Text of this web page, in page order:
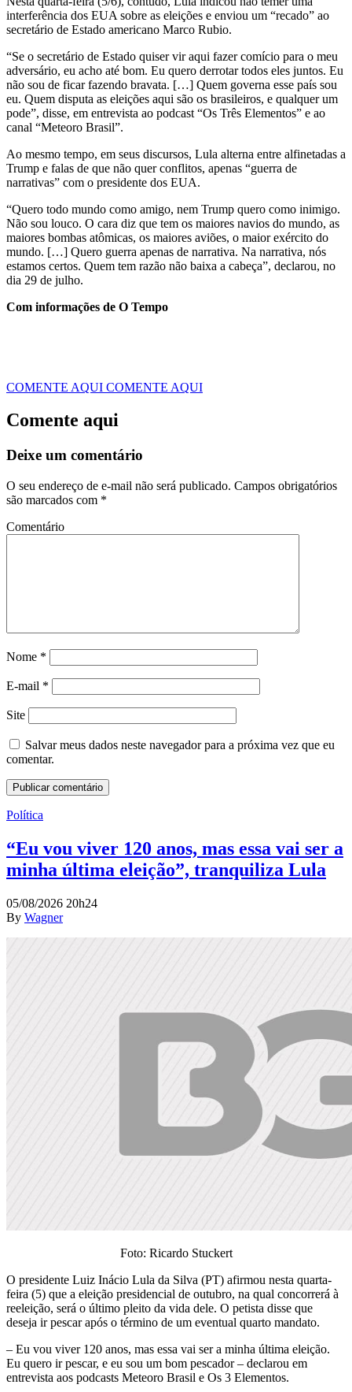
interferência dos EUA sobre as eleições e enviou um “recado” ao
secretário de Estado americano Marco Rubio.
“Se o secretário de Estado quiser vir aqui fazer comício para o meu
adversário, eu acho até bom. Eu quero derrotar todos eles juntos. Eu
não sou de ficar fazendo bravata. […] Quem governa esse país sou
eu. Quem disputa as eleições aqui são os brasileiros, e qualquer um
pode”, disse, em entrevista ao podcast “Os Três Elementos” e ao
canal “Meteoro Brasil”.
Ao mesmo tempo, em seus discursos, Lula alterna entre alfinetadas a
Trump e falas de que não quer conflitos, apenas “guerra de
narrativas” com o presidente dos EUA.
“Quero todo mundo como amigo, nem Trump quero como inimigo.
Não sou louco. O cara diz que tem os maiores navios do mundo, as
maiores bombas atômicas, os maiores aviões, o maior exército do
mundo. […] Quero guerra apenas de narrativa. Na narrativa, nós
estamos certos. Quem tem razão não baixa a cabeça”, declarou, no
dia 29 de julho.
Com informações de O Tempo
COMENTE AQUI COMENTE AQUI
Comente aqui
Deixe um comentário
O seu endereço de e-mail não será publicado. Campos obrigatórios
são marcados com *
Comentário
Nome *
E-mail *
Site
Salvar meus dados neste navegador para a próxima vez que eu
comentar.
Política
“Eu vou viver 120 anos, mas essa vai ser a
minha última eleição”, tranquiliza Lula
05/08/2026 20h24
By Wagner
Foto: Ricardo Stuckert
O presidente Luiz Inácio Lula da Silva (PT) afirmou nesta quarta-
feira (5) que a eleição presidencial de outubro, na qual concorrerá à
reeleição, será o último pleito da vida dele. O petista disse que
deseja ir pescar após o término de um eventual quarto mandato.
– Eu vou viver 120 anos, mas essa vai ser a minha última eleição.
Eu quero ir pescar, e eu sou um bom pescador – declarou em
entrevista aos podcasts Meteoro Brasil e Os 3 Elementos.